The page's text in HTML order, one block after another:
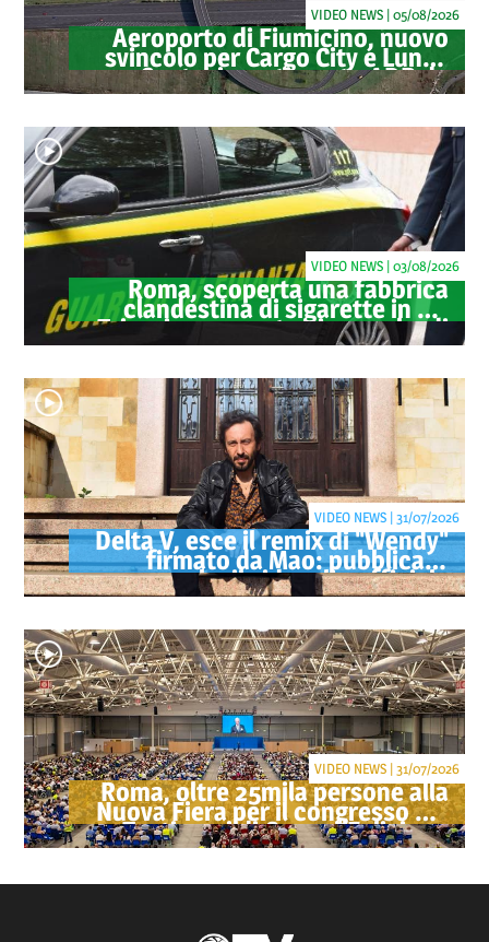
Aeroporto di Fiumicino, nuovo
svincolo per Cargo City e Lunga
Sosta: investimento ADR da
oltre 40 milioni
VIDEO NEWS | 05/08/2026
Roma, scoperta una fabbrica
clandestina di sigarette in via
Trigoria: sequestrati 1.350 kg di
tabacco
VIDEO NEWS | 03/08/2026
Delta V, esce il remix di "Wendy"
firmato da Mao: pubblicato
anche il videoclip ufficiale
VIDEO NEWS | 31/07/2026
Roma, oltre 25mila persone alla
Nuova Fiera per il congresso dei
Testimoni di Geova "Felici per
sempre"
VIDEO NEWS | 31/07/2026